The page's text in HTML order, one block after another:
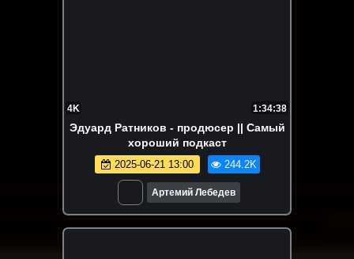
4K 1:34:38
Эдуард Ратников - продюсер || Самый
хороший подкаст
2025-06-21 13:00 244.2K
Артемий Лебедев